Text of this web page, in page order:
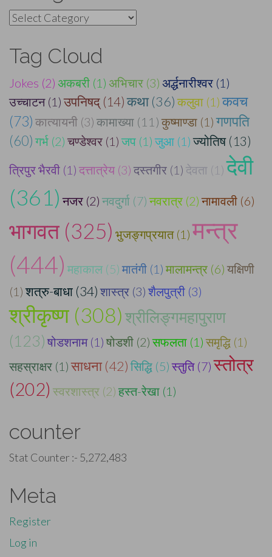
Categories
Tag Cloud
Jokes (2) अकबरी (1) अभिचार (3) अर्द्धनारीश्वर (1)
उच्चाटन (1) उपनिषद् (14) कथा (36) कलुवा (1) कवच
(73) कात्यायनी (3) कामाख्या (11) कुष्माण्डा (1) गणपति
(60) गर्भ (2) चण्डेश्वर (1) जप (1) जुआ (1) ज्योतिष (13)
त्रिपुर भैरवी (1) दत्तात्रेय (3) दस्तगीर (1) देवता (1) देवी
(361) नजर (2) नवदुर्गा (7) नवरात्र (2) नामावली (6)
भागवत (325) भुजङ्गप्रयात (1) मन्त्र
(444) महाकाल (5) मातंगी (1) मालामन्त्र (6) यक्षिणी
(1) शत्रु-बाधा (34) शास्त्र (3) शैलपुत्री (3)
श्रीकृष्ण (308) श्रीलिङ्गमहापुराण
(123) षोडशनाम (1) षोडशी (2) सफलता (1) समृद्धि (1)
सहस्राक्षर (1) साधना (42) सिद्धि (5) स्तुति (7) स्तोत्र
(202) स्वरशास्त्र (2) हस्त-रेखा (1)
counter
Stat Counter :- 5,272,483
Meta
Register
Log in